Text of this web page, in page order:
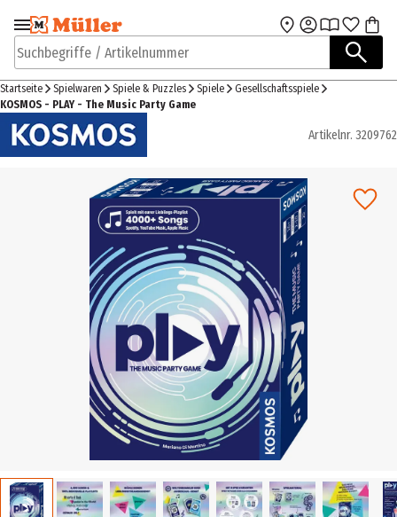
Zur Navigation
springen
Zum Hauptinhalt
Suchbegriffe / Artikelnummer
Startseite Spielwaren Spiele & Puzzles Spiele
Gesellschaftsspiele
KOSMOS - PLAY - The Music Party Game
Artikelnr. 3209762